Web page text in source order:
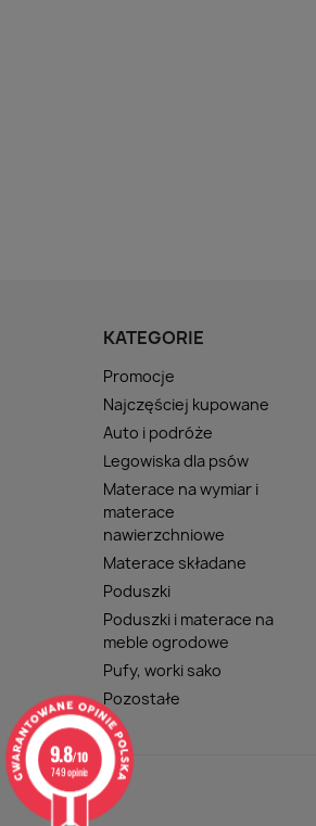
KATEGORIE
Promocje
Najczęściej kupowane
Auto i podróże
Legowiska dla psów
Materace na wymiar i
materace
nawierzchniowe
Materace składane
Poduszki
Poduszki i materace na
meble ogrodowe
Pufy, worki sako
Pozostałe
9.8/10
749 opinie